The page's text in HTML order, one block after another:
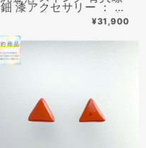
鈿 漆アクセサリー ： プ
ラチナピアス フックピア
ス 金沢漆器 螺鈿ジュエ
リー
¥31,900